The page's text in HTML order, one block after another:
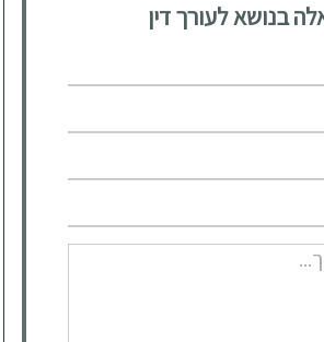
בנושא לעורך דין